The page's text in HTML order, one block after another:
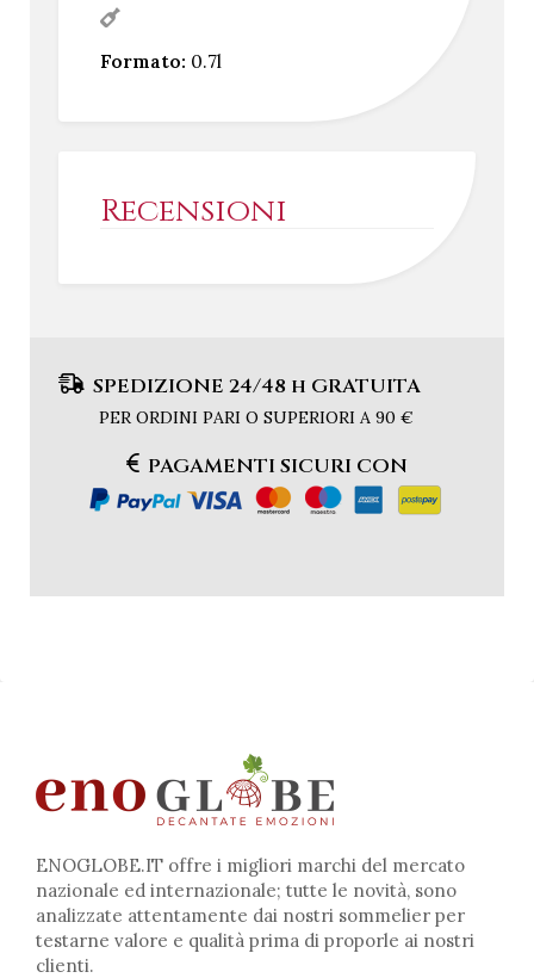
Formato: 0.7l
Recensioni
SPEDIZIONE 24/48 h GRATUITA
PER ORDINI PARI O SUPERIORI A 90 €
PAGAMENTI SICURI CON
ENOGLOBE.IT offre i migliori marchi del mercato
nazionale ed internazionale; tutte le novità, sono
analizzate attentamente dai nostri sommelier per
testarne valore e qualità prima di proporle ai nostri
clienti.